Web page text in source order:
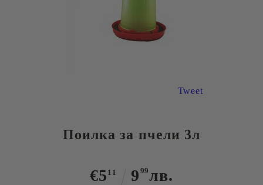
Tweet
Поилка за пчели 3л
€5 11 9 99лв.